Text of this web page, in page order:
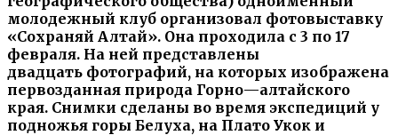
молодежный клуб организовал фотовыставку
«Сохраняй Алтай». Она проходила с 3 по 17
февраля. На ней представлены
двадцать фотографий, на которых изображена
первозданная природа Горно—алтайского
края. Снимки сделаны во время экспедиций у
подножья горы Белуха, на Плато Укок и